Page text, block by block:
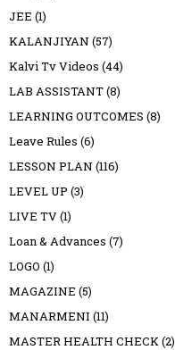
JEE (1)
KALANJIYAN (57)
Kalvi Tv Videos (44)
LAB ASSISTANT(8)
LEARNING OUTCOMES (8)
Leave Rules (6)
LESSON PLAN (116)
LEVEL UP (3)
LIVE TV(1)
Loan & Advances (7)
LOGO (1)
MAGAZINE (5)
MANARMENI (11)
MASTER HEALTH CHECK(2)